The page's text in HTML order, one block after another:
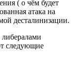
( о чём будет
атака на
десталинизации.
следующие